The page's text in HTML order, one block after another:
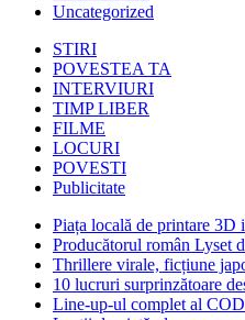
Uncategorized
STIRI
POVESTEA TA
INTERVIURI
TIMP LIBER
FILME
LOCURI
POVESTI
Publicitate
Piața locală de printare 3D
Producătorul român Lyset
Thrillere virale, ficțiune
10 lucruri surprinzătoare
Line-up-ul complet al